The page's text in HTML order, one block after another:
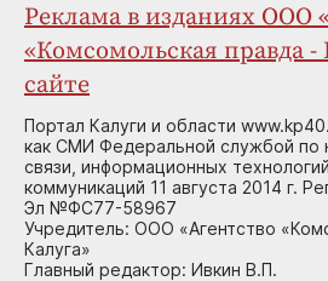
Реклама в изданиях ООО
«Комсомольская правда -
сайте
Портал Калуги и области
как СМИ Федеральной службой по
связи, информационных
коммуникаций 11 августа 2014 г.
Эл №ФС77-58967
Учредитель: ООО «Агентство
Калуга»
Главный редактор: Ивкин В.П.